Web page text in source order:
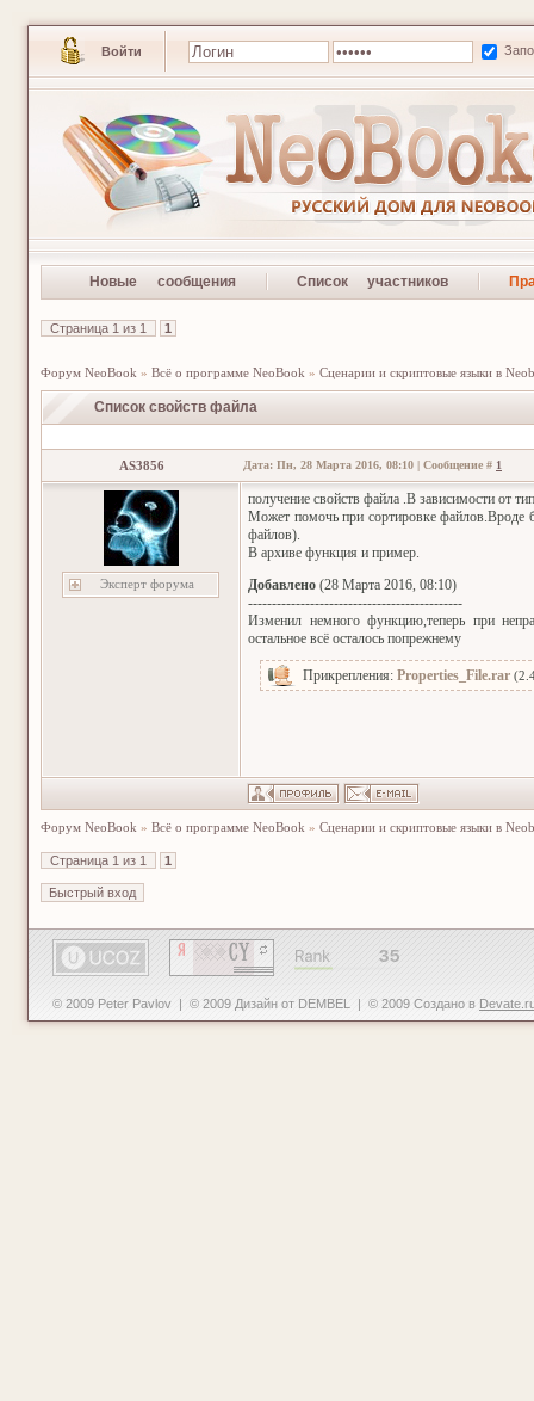
Войти
Новые сообщения Список участников
Страница 1 из 1 1
Форум NeoBook » Всё о программе NeoBook » Сценарии и скриптовые языки в
Список свойств файла
AS3856 Дата: Пн, 28 Марта 2016, 08:10 | Сообщение # 1
Эксперт форума
получение свойств файла .В зависимости от
Может помочь при сортировке файлов.Вроде
файлов).
В архиве функция и пример.
Добавлено (28 Марта 2016, 08:10)
---------------------------------------------
Изменил немного функцию,теперь при
остальное всё осталось попрежнему
Прикрепления: Properties_File.rar
Форум NeoBook » Всё о программе NeoBook » Сценарии и скриптовые языки в
Страница 1 из 1 1
© 2009 Peter Pavlov | © 2009 Дизайн от DEMBEL | © 2009 Создано в